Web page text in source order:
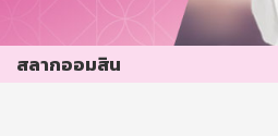
สลากออมสิน